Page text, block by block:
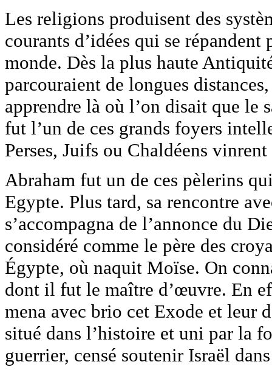
Les religions produisent des
courants d’idées qui se
monde. Dès la plus haute
parcouraient de longues
apprendre là où l’on disait que le
fut l’un de ces grands foyers
Perses, Juifs ou Chaldéens
Abraham fut un de ces pèlerins
Egypte. Plus tard, sa rencontre
s’accompagna de l’annonce du
considéré comme le père des
Égypte, où naquit Moïse. On
dont il fut le maître d’œuvre. En
mena avec brio cet Exode et leur
situé dans l’histoire et uni par la
guerrier, censé soutenir Israël